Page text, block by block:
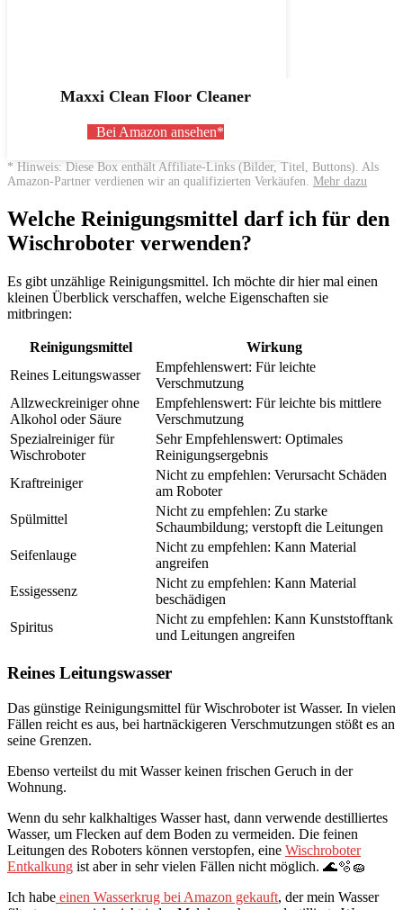
Maxxi Clean Floor Cleaner
Bei Amazon ansehen*
* Hinweis: Diese Box enthält Affiliate-Links (Bilder, Titel, Buttons). Als
Amazon-Partner verdienen wir an qualifizierten Verkäufen. Mehr dazu
Welche Reinigungsmittel darf ich für den
Wischroboter verwenden?
Es gibt unzählige Reinigungsmittel. Ich möchte dir hier mal einen
kleinen Überblick verschaffen, welche Eigenschaften sie
mitbringen:
Reinigungsmittel
Wirkung
Reines Leitungswasser
Empfehlenswert: Für leichte
Verschmutzung
Allzweckreiniger ohne
Alkohol oder Säure
Empfehlenswert: Für leichte bis mittlere
Verschmutzung
Spezialreiniger für
Wischroboter
Sehr Empfehlenswert: Optimales
Reinigungsergebnis
Kraftreiniger
Nicht zu empfehlen: Verursacht Schäden
am Roboter
Spülmittel
Nicht zu empfehlen: Zu starke
Schaumbildung; verstopft die Leitungen
Seifenlauge
Nicht zu empfehlen: Kann Material
angreifen
Essigessenz
Nicht zu empfehlen: Kann Material
beschädigen
Spiritus
Nicht zu empfehlen: Kann Kunststofftank
und Leitungen angreifen
Reines Leitungswasser
Das günstige Reinigungsmittel für Wischroboter ist Wasser. In vielen
Fällen reicht es aus, bei hartnäckigeren Verschmutzungen stößt es an
seine Grenzen.
Ebenso verteilst du mit Wasser keinen frischen Geruch in der
Wohnung.
Wenn du sehr kalkhaltiges Wasser hast, dann verwende destilliertes
Wasser, um Flecken auf dem Boden zu vermeiden. Die feinen
Leitungen des Roboters können verstopfen, eine Wischroboter
Entkalkung ist aber in sehr vielen Fällen nicht möglich. 🌊🫧🧽
Ich habe einen Wasserkrug bei Amazon gekauft, der mein Wasser